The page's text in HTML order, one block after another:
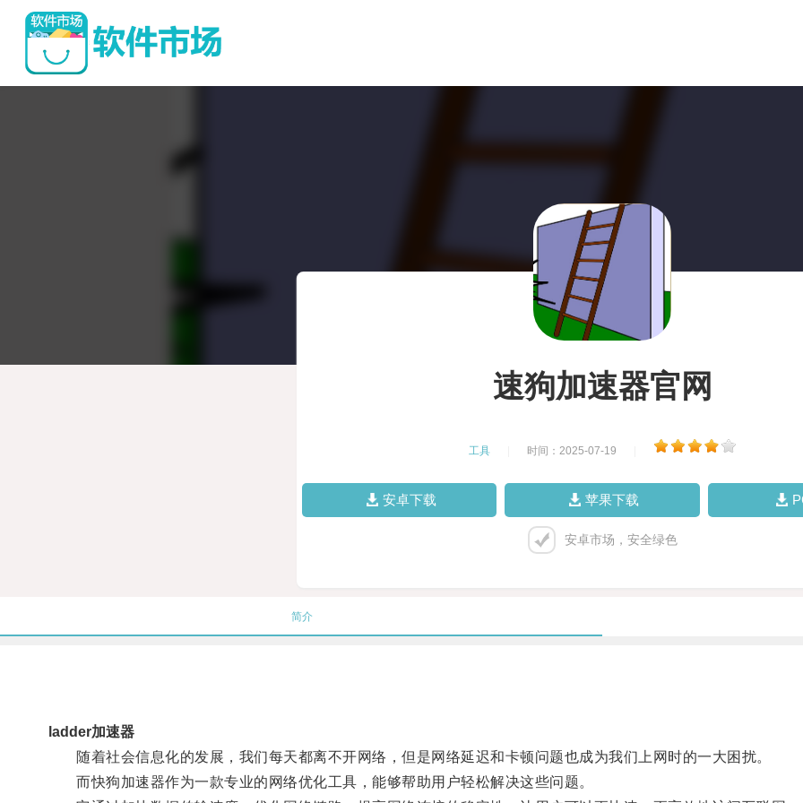
速狗加速器官网
工具 时间：2025-07-19
安卓下载 苹果下载
安卓市场，安全绿色
简介
ladder加速器
随着社会信息化的发展，我们每天都离不开网络，但是网络延迟和卡顿问题也成为我们上网时的一大困扰。
而快狗加速器作为一款专业的网络优化工具，能够帮助用户轻松解决这些问题。